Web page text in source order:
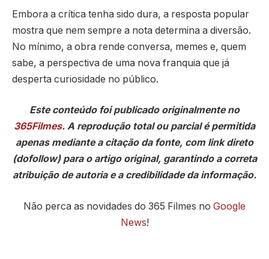
Embora a crítica tenha sido dura, a resposta popular
mostra que nem sempre a nota determina a diversão.
No mínimo, a obra rende conversa, memes e, quem
sabe, a perspectiva de uma nova franquia que já
desperta curiosidade no público.
Este conteúdo foi publicado originalmente no
365Filmes. A reprodução total ou parcial é permitida
apenas mediante a citação da fonte, com link direto
(dofollow) para o artigo original, garantindo a correta
atribuição de autoria e a credibilidade da informação.
Não perca as novidades do 365 Filmes no Google
News!